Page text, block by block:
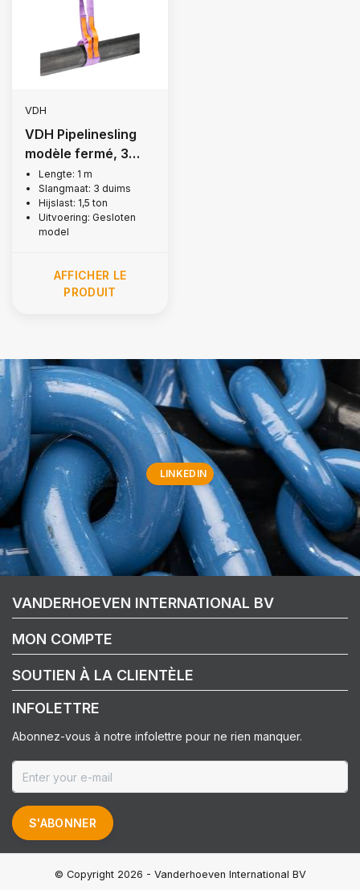
VDH
VDH Pipelinesling
modèle fermé, 3
inchLengte: 1 m
Slangmaat: 3 duims
Hijslast: 1,5 ton
Uitvoering: Gesloten
model
AFFICHER LE
PRODUIT
LINKEDIN
VANDERHOEVEN INTERNATIONAL BV
MON COMPTE
SOUTIEN À LA CLIENTÈLE
INFOLETTRE
Abonnez-vous à notre infolettre pour ne rien manquer.
S'ABONNER
© Copyright 2026 - Vanderhoeven International BV